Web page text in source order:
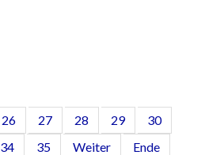
26 27 28 29
30
34 35 Weiter Ende